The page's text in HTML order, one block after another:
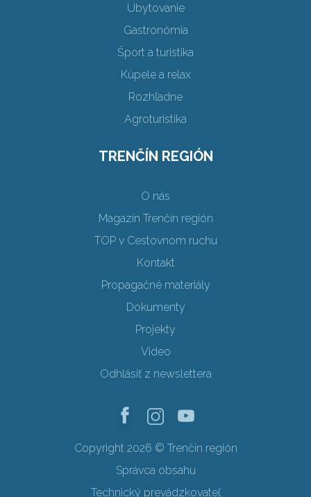
Ubytovanie
Gastronómia
Šport a turistika
Kúpele a relax
Rozhľadne
Agroturistika
TRENČÍN REGIÓN
O nás
Magazín Trenčín región
TOP v Cestovnom ruchu
Kontakt
Propagačné materiály
Dokumenty
Projekty
Video
Odhlásiť z newslettera
Copyright 2026 © Trenčín región
Správca obsahu
Technický prevádzkovateľ